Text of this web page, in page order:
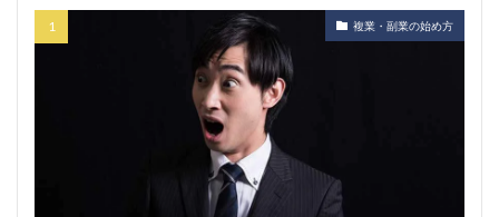
複業・副業の始め方